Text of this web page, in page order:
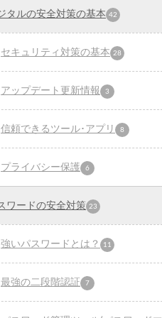
タルの安全対策の基本 42
セキュリティ対策の基本 28
アップデート更新情報 3
信頼できるツール･アプリ 8
プライバシー保護 6
ワードの安全対策 23
強いパスワードとは？ 11
最強の二段階認証 7